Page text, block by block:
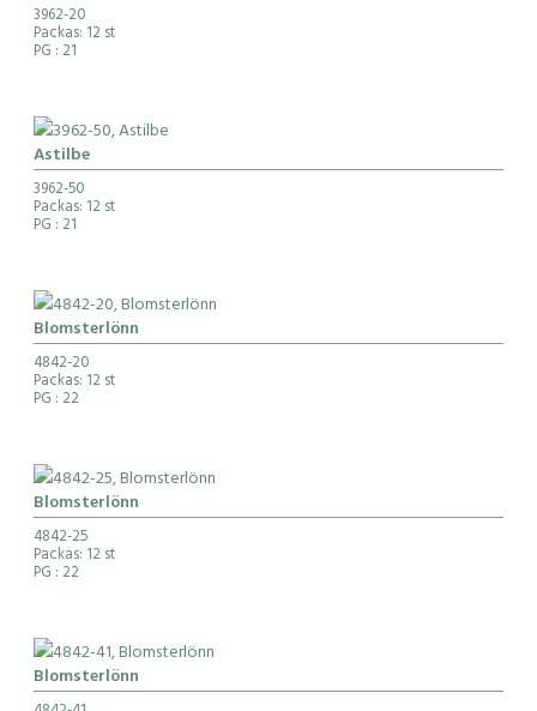
3962-20
Packas: 12 st
PG : 21
Astilbe
3962-50
Packas: 12 st
PG : 21
Blomsterlönn
4842-20
Packas: 12 st
PG : 22
Blomsterlönn
4842-25
Packas: 12 st
PG : 22
Blomsterlönn